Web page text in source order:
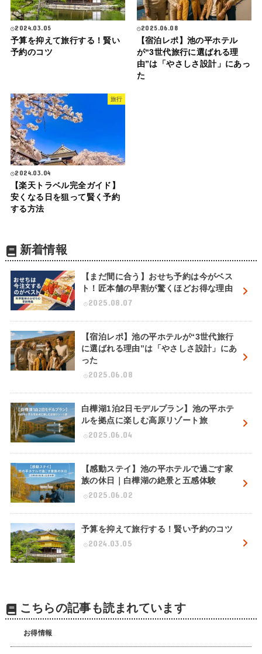
2024.03.05
予算を抑えて旅行する！賢い
予約のコツ
2025.06.08
【宿泊レポ】池の平ホテル
が“3世代旅行に選ばれる理
由”は「やさしさ設計」にあっ
た
旅行
2024.03.04
【楽天トラベル完全ガイド】
安くなる日を狙って賢く予約
する方法
新着情報
【まだ間に合う】おせち予約は今がベス
ト！匠本舗の早割が驚くほどお得な理由
2025.08.07
【宿泊レポ】池の平ホテルが“3世代旅行
に選ばれる理由”は「やさしさ設計」にあ
った
2025.06.08
白樺湖1泊2日モデルプラン】池の平ホテ
ルを拠点に楽しむ高原リゾート旅
2025.06.04
【感動ステイ】池の平ホテルで過ごす家
族の休日｜白樺湖の絶景と五感体験
2025.06.02
予算を抑えて旅行する！賢い予約のコツ
2024.03.05
こちらの記事も読まれています
お得情報